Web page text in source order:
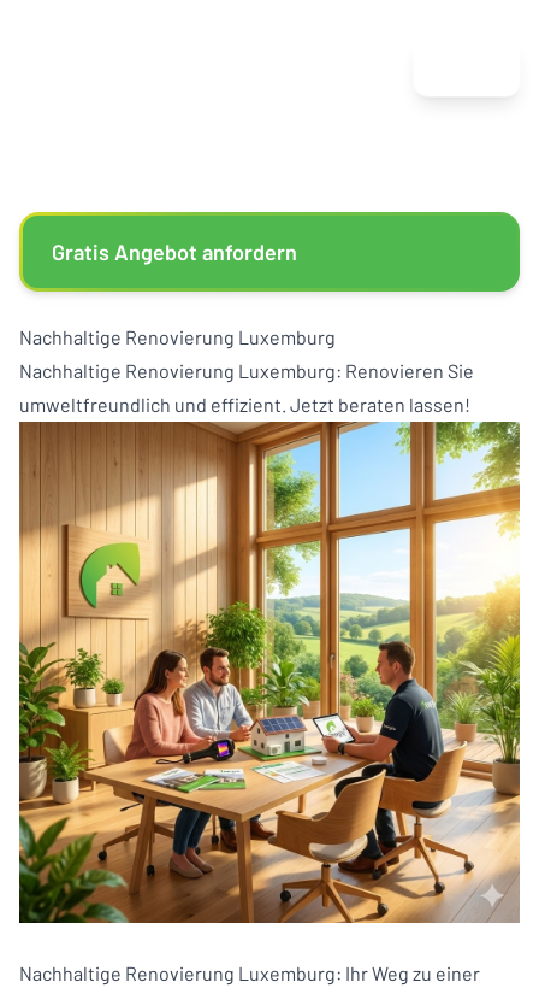
Nachhaltige Renovierung Luxemburg
Nachhaltige Renovierung Luxemburg: Renovieren Sie
umweltfreundlich und effizient. Jetzt beraten lassen!
Nachhaltige Renovierung Luxemburg: Ihr Weg zu einer
Gratis Angebot anfordern